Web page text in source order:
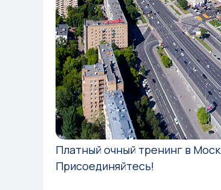
Платный очный тренинг в
Присоединяйтесь!